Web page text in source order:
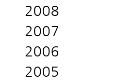
2008
2007
2006
2005